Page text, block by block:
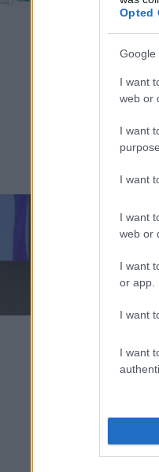
Opted
Google
I want
web or
I want
I want
I want
web or
I want
or app.
I want
I want